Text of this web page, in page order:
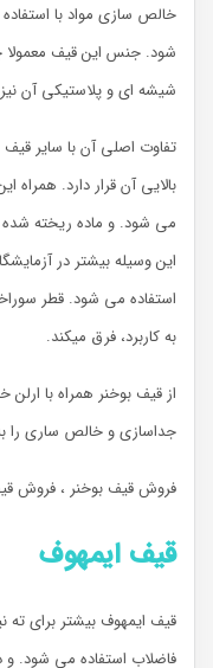
خالص سازی مواد با
شود. جنس این قیف معمولا
شیشه ای و پلاستیکی آن
تفاوت اصلی آن با سایر
بالایی آن قرار دارد. همراه
می شود. و ماده ریخته
این وسیله بیشتر در
استفاده می شود. قطر
به کاربرد، فرق میکند.
از قیف بوخنر همراه با ارلن
جداسازی و خالص ساری را
فروش قیف بوخنر ، فروش
قیف ایمهوف
قیف ایمهوف بیشتر برای ته
فاضلاب استفاده می شود.